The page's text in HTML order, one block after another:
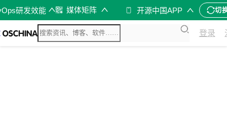
研发效能 媒体矩阵 开源中国APP 切
登录